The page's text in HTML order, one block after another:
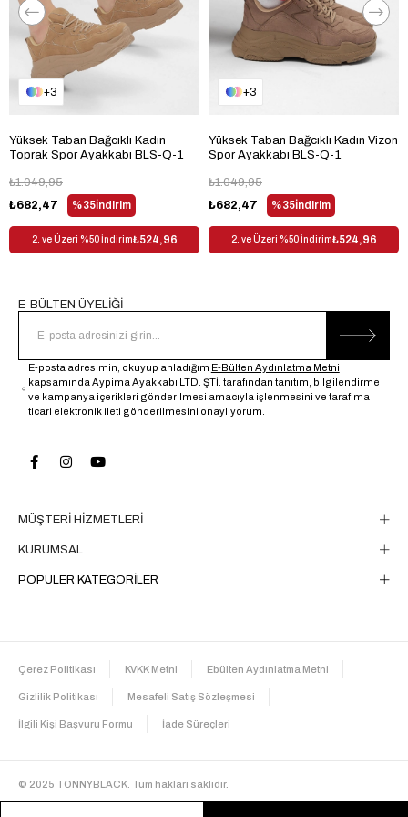
Topuk Tipi Düz Topuklu
Bağlama Şekli Bağcıklı
Materyal
Kumaş Tipi
Trendyol Evet
Dış Materyal Suni Deri
Düz
Cinsiyet Kadın
3
Yüksek Taban Bağcıklı Kadın
Toprak Spor Ayakkabı BLS-Q-1
%35İndirim
₺682,47
₺1.049,95
2. ve Üzeri %50 İndirim₺524,96
3
Yüksek Taban Bağcıklı Kadın Vizon
Spor Ayakkabı BLS-Q-1
%35İndirim
₺682,47
₺1.049,95
2. ve Üzeri %50 İndirim₺524,96
MÜŞTERİ HİZMETLERİ
KURUMSAL
POPÜLER KATEGORİLER
E-BÜLTEN ÜYELİĞİ
E-posta adresimin, okuyup anladığım E-Bülten Aydınlatma Metni
kapsamında Aypima Ayakkabı LTD. ŞTİ. tarafından tanıtım, bilgilendirme
ve kampanya içerikleri gönderilmesi amacıyla işlenmesini ve tarafıma
ticari elektronik ileti gönderilmesini onaylıyorum.
Çerez Politikası KVKK Metni Ebülten Aydınlatma Metni
Gizlilik Politikası Mesafeli Satış Sözleşmesi
İlgili Kişi Başvuru Formu İade Süreçleri
© 2025 TONNYBLACK. Tüm hakları saklıdır.